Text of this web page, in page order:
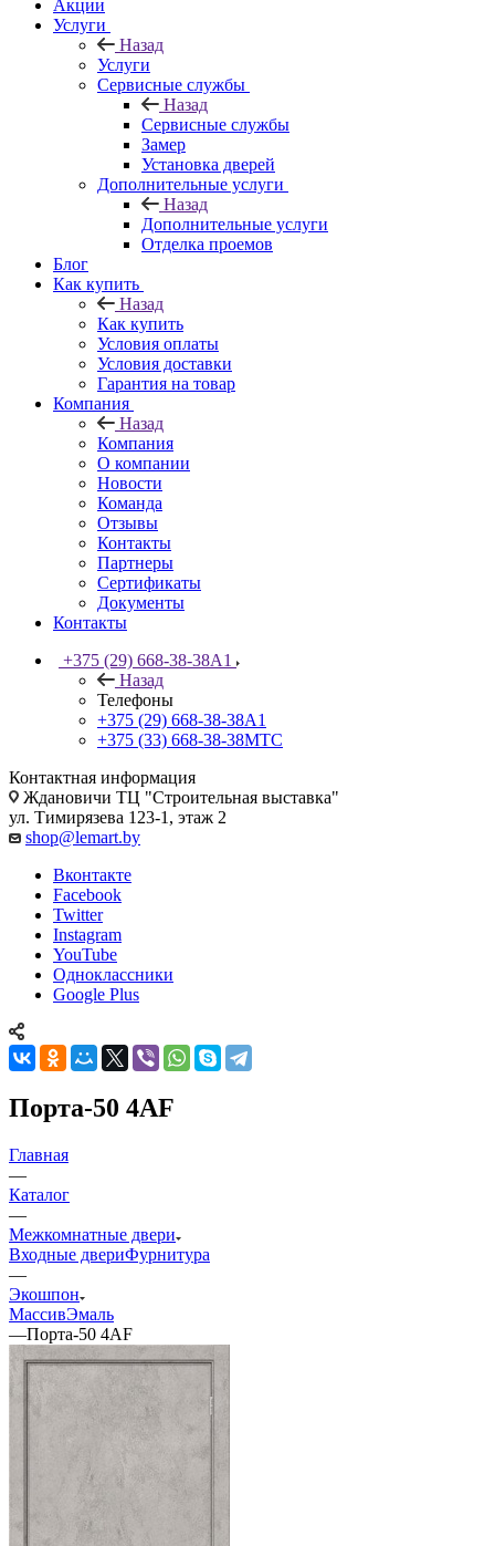
Акции
Услуги
Назад
Услуги
Сервисные службы
Назад
Сервисные службы
Замер
Установка дверей
Дополнительные услуги
Назад
Дополнительные услуги
Отделка проемов
Блог
Как купить
Назад
Как купить
Условия оплаты
Условия доставки
Гарантия на товар
Компания
Назад
Компания
О компании
Новости
Команда
Отзывы
Контакты
Партнеры
Сертификаты
Документы
Контакты
+375 (29) 668-38-38A1
Назад
Телефоны
+375 (29) 668-38-38A1
+375 (33) 668-38-38МТС
Контактная информация
Ждановичи ТЦ "Строительная выставка"
ул. Тимирязева 123-1, этаж 2
shop@lemart.by
Вконтакте
Facebook
Twitter
Instagram
YouTube
Одноклассники
Google Plus
Порта-50 4AF
Главная
—
Каталог
—
Межкомнатные двери
Входные двериФурнитура
—
Экошпон
МассивЭмаль
—Порта-50 4AF